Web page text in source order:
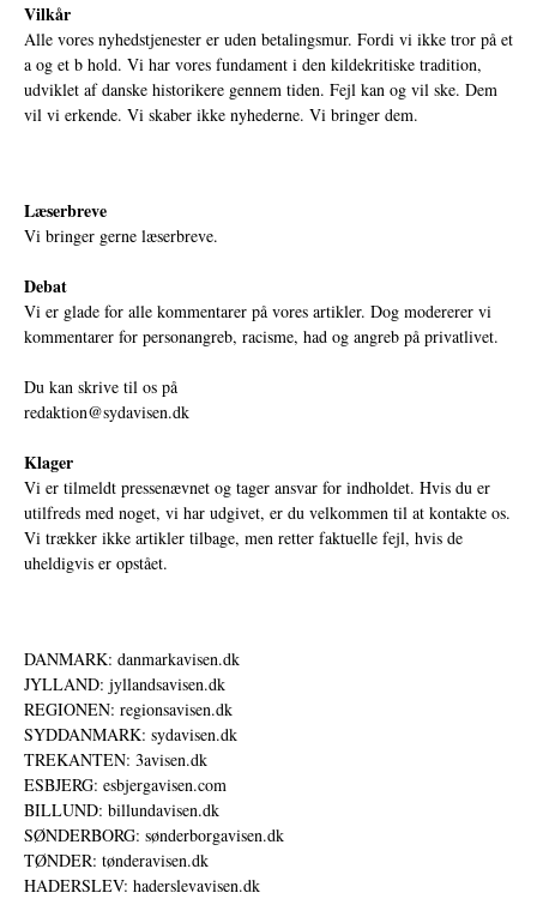
Vilkår
Alle vores nyhedstjenester er uden betalingsmur. Fordi vi ikke tror på et
a og et b hold. Vi har vores fundament i den kildekritiske tradition,
udviklet af danske historikere gennem tiden. Fejl kan og vil ske. Dem
vil vi erkende. Vi skaber ikke nyhederne. Vi bringer dem.
Læserbreve
Vi bringer gerne læserbreve.
Debat
Vi er glade for alle kommentarer på vores artikler. Dog modererer vi
kommentarer for personangreb, racisme, had og angreb på privatlivet.
Du kan skrive til os på
redaktion@sydavisen.dk
Klager
Vi er tilmeldt pressenævnet og tager ansvar for indholdet. Hvis du er
utilfreds med noget, vi har udgivet, er du velkommen til at kontakte os.
Vi trækker ikke artikler tilbage, men retter faktuelle fejl, hvis de
uheldigvis er opstået.
DANMARK: danmarkavisen.dk
JYLLAND: jyllandsavisen.dk
REGIONEN: regionsavisen.dk
SYDDANMARK: sydavisen.dk
TREKANTEN: 3avisen.dk
ESBJERG: esbjergavisen.com
BILLUND: billundavisen.dk
SØNDERBORG: sønderborgavisen.dk
TØNDER: tønderavisen.dk
HADERSLEV: haderslevavisen.dk